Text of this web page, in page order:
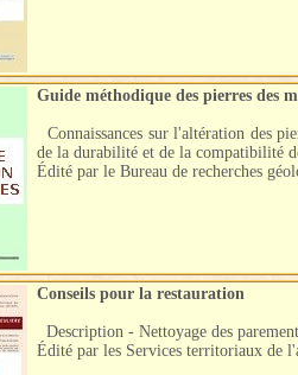
Guide méthodique des pierres des
Connaissances sur l'altération des
de la durabilité et de la compatibilité
Édité par le Bureau de recherches
Conseils pour la restauration
Description - Nettoyage des
Édité par les Services territoriaux de